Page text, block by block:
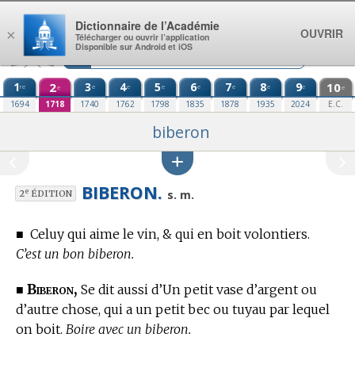
Aller au contenu
1re
1694
2e
1718
3e
1740
4e
1762
5e
1798
6e
1835
7e
1878
8e
1935
9e
2024
10e
E.C.
biberon
2eÉDITION BIBERON. s. m.
■ Celuy qui aime le vin, & qui en boit volontiers.
C’est un bon biberon.
■ Biberon, Se dit aussi d’Un petit vase d’argent ou
d’autre chose, qui a un petit bec ou tuyau par lequel
on boit. Boire avec un biberon.
×
Dictionnaire de l’Académie
Télécharger ou ouvrir l’application
Disponible sur Android et iOS
OUVRIR